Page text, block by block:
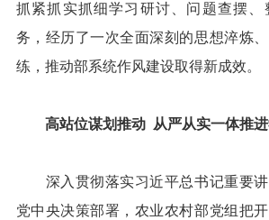
抓紧抓实抓细学习研讨、问题查摆、
务，经历了一次全面深刻的思想淬炼
练，推动部系统作风建设取得新成效。
高站位谋划推动 从严从实一体推
深入贯彻落实习近平总书记重要讲
党中央决策部署，农业农村部党组把